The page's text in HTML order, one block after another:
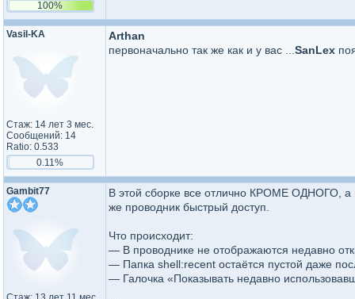
100%
Vasil-KA
Стаж: 14 лет 3 мес.
Сообщений: 14
Ratio: 0.533
0.11%
Arthan
первоначально так же как и у вас ... SanLex
Gambit77
В этой сборке все отлично КРОМЕ ОДНОГО, а
же проводник быстрый доступ.
Что происходит:
— В проводнике не отображаются недавно
— Папка shell:recent остаётся пустой даже
— Галочка «Показывать недавно